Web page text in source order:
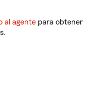
al agente para obtener